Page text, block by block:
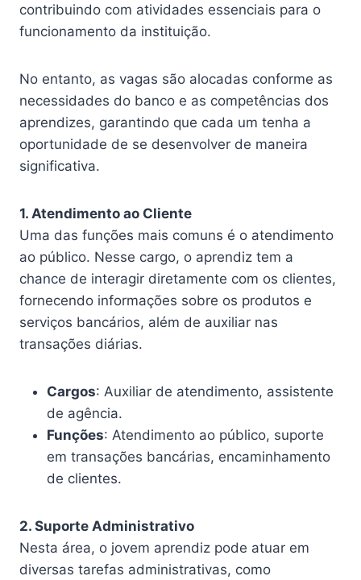
contribuindo com atividades essenciais para o
funcionamento da instituição.
No entanto, as vagas são alocadas conforme as
necessidades do banco e as competências dos
aprendizes, garantindo que cada um tenha a
oportunidade de se desenvolver de maneira
significativa.
1. Atendimento ao Cliente
Uma das funções mais comuns é o atendimento
ao público. Nesse cargo, o aprendiz tem a
chance de interagir diretamente com os clientes,
fornecendo informações sobre os produtos e
serviços bancários, além de auxiliar nas
transações diárias.
Cargos: Auxiliar de atendimento, assistente
de agência.
Funções: Atendimento ao público, suporte
em transações bancárias, encaminhamento
de clientes.
2. Suporte Administrativo
Nesta área, o jovem aprendiz pode atuar em
diversas tarefas administrativas, como